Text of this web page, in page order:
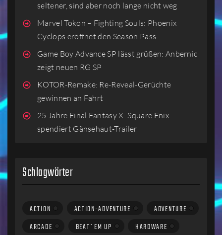
seltener, sind aber noch lange nicht weg
Marvel Tokon – Fighting Souls: Phoenix
Cyclops eröffnet den Season Pass
Game Boy Advance SP lässt grüßen: Anbernic
zeigt neuen RG SP
KOTOR-Remake: Re-Reveal-Gerüchte
gewinnen an Fahrt
25 Jahre Final Fantasy X: Square Enix
spendiert Gänsehaut-Trailer
Schlagwörter
ACTION ACTION-ADVENTURE
ADVENTURE
ARCADE
BEAT´EM UP
HARDWARE